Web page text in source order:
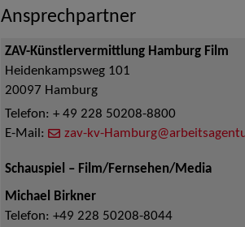
Ansprechpartner
ZAV-Künstlervermittlung Hamburg Film
Heidenkampsweg 101
20097 Hamburg
Telefon: + 49 228 50208-8800
E-Mail:
zav-kv-
Schauspiel – Film/Fernsehen/Media
Michael Birkner
Telefon: +49 228 50208-8044